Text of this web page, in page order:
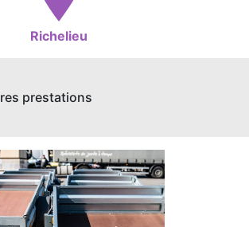
Richelieu
prestations